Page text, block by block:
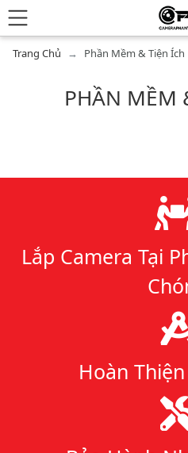
Trang Chủ Phần Mềm & Tiện Ích
PHẦN MỀM
Danh sách
Lý do chọn chúng
Lắp Camera Tại
Hoàn